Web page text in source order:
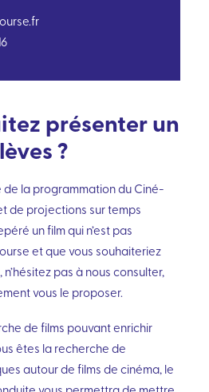
présenter un
?
de la programmation du Ciné-
de projections sur temps
un film qui n’est pas
et que vous souhaiteriez
pas à nous consulter,
vous le proposer.
de films pouvant enrichir
êtes la recherche de
autour de films de cinéma, le